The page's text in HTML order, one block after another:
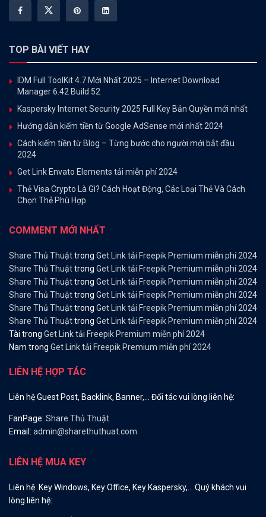
TOP BÀI VIẾT HAY
IDM Full ToolKit 4.7 Mới Nhất 2025 – Internet Download
Manager 6.42 Build 52
Kaspersky Internet Security 2025 Full Key Bản Quyền mới nhất
Hướng dẫn kiếm tiền từ Google AdSense mới nhất 2024
Cách kiếm tiền từ Blog – Từng bước cho người mới bắt đầu
2024
Get Link Envato Elements tải miễn phí 2024
Thẻ Visa Crypto Là Gì? Cách Hoạt Động, Các Loại Thẻ Và Cách
Chọn Thẻ Phù Hợp
COMMENT MỚI NHẤT
Share Thủ Thuậttrong Get Link tải Freepik Premium miễn phí 2024
Share Thủ Thuậttrong Get Link tải Freepik Premium miễn phí 2024
Share Thủ Thuậttrong Get Link tải Freepik Premium miễn phí 2024
Share Thủ Thuậttrong Get Link tải Freepik Premium miễn phí 2024
Share Thủ Thuậttrong Get Link tải Freepik Premium miễn phí 2024
Share Thủ Thuậttrong Get Link tải Freepik Premium miễn phí 2024
Tài trong Get Link tải Freepik Premium miễn phí 2024
Nam trong Get Link tải Freepik Premium miễn phí 2024
LIÊN HỆ HỢP TÁC
Liên hệ Guest Post, Backlink, Banner,… Đối tác vui lòng liên hệ:
FanPage: Share Thủ Thuật
Email: admin@sharethuthuat.com
LIÊN HỆ MUA KEY
Liên hệ Key Windows, Key Office, Key Kaspersky,… Quý khách vui
lòng liên hệ: